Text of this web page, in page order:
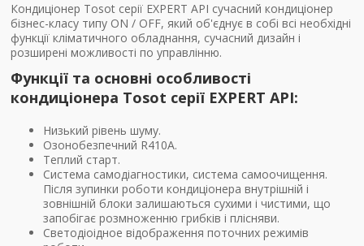
Кондиціонер Tosot серії EXPERT API сучасний кондиціонер
бізнес-класу типу ON / OFF, який об'єднує в собі всі необхідні
функції кліматичного обладнання, сучасний дизайн і
розширені можливості по управлінню.
Функції та основні особливості
кондиціонера Tosot серії EXPERT API:
Низький рівень шуму.
Озонобезпечний R410A.
Теплий старт.
Система самодіагностики, система самоочищення.
Після зупинки роботи кондиціонера внутрішній і
зовнішній блоки залишаються сухими і чистими, що
запобігає розмноженню грибків і плісняви.
Светодіоідное відображення поточних режимів